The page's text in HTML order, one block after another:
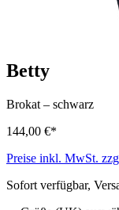
Betty
Brokat – schwarz
144,00 €*
Preise inkl. MwSt.
Sofort verfügbar,